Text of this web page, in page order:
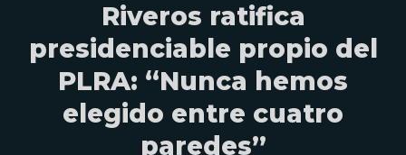
Riveros ratifica
presidenciable propio del
PLRA: “Nunca hemos
elegido entre cuatro
paredes”